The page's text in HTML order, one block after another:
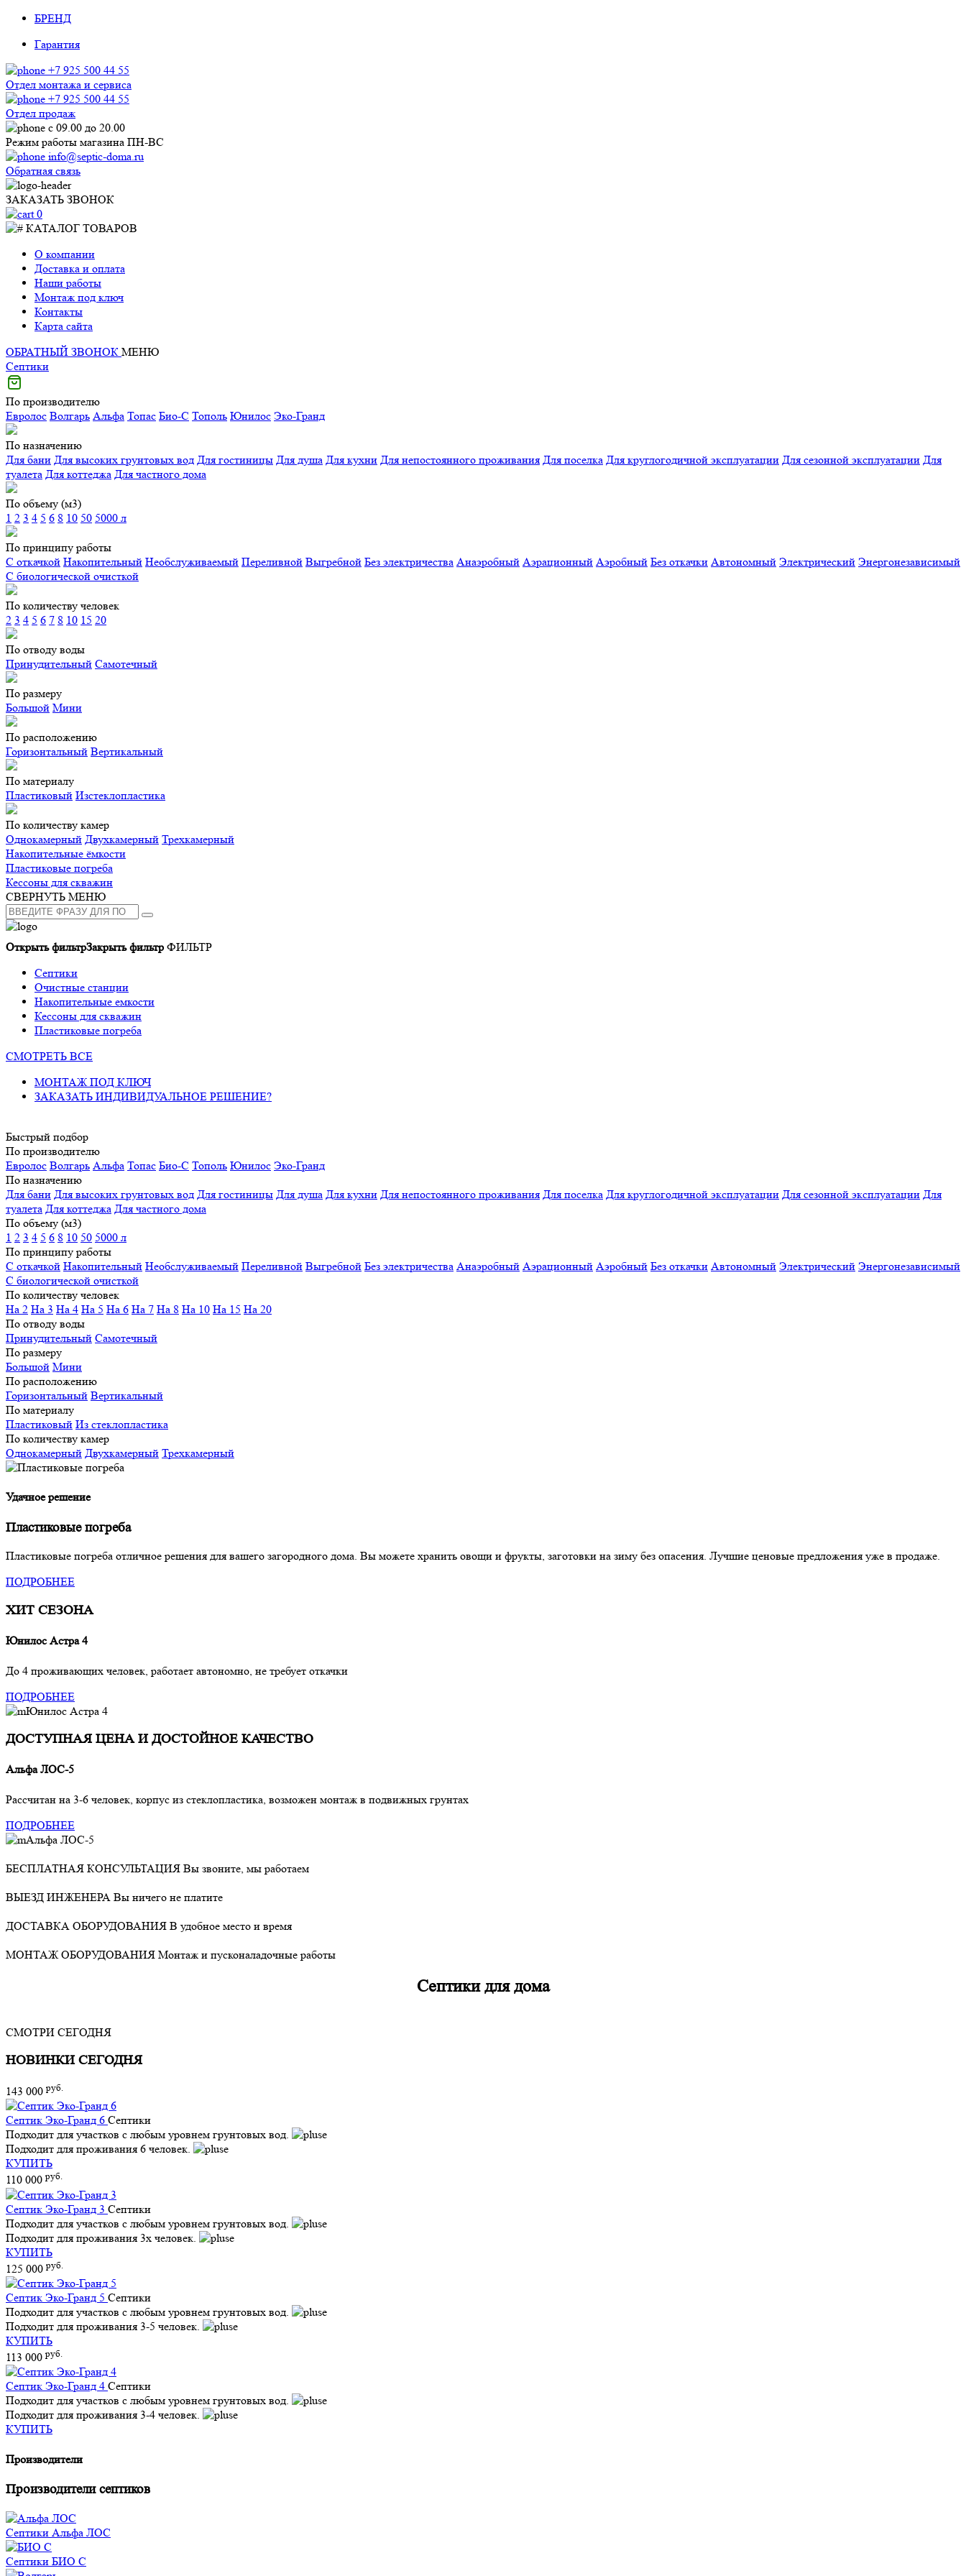
БРЕНД
Гарантия
+7 925 500 44 55
Отдел монтажа и сервиса
+7 925 500 44 55
Отдел продаж
с 09.00 до 20.00
Режим работы магазина ПН-ВС
info@septic-doma.ru
Обратная связь
ЗАКАЗАТЬ ЗВОНОК
0
КАТАЛОГ ТОВАРОВ
О компании
Доставка и оплата
Наши работы
Монтаж под ключ
Контакты
Карта сайта
ОБРАТНЫЙ ЗВОНОК МЕНЮ
Септики
По производителю
Евролос Волгарь Альфа Топас Био-С Тополь Юнилос Эко-Гранд
По назначению
Для бани Для высоких грунтовых вод Для гостиницы Для душа Для кухни Для непостоянного проживания Для поселка Для круглогодичной эксплуатации Для сезонной эксплуатации Для
туалета Для коттеджа Для частного дома
По объему (м3)
1 2 3 4 5 6 8 10 50 5000 л
По принципу работы
С откачкой Накопительный Необслуживаемый Переливной Выгребной Без электричества Анаэробный Аэрационный Аэробный Без откачки Автономный Электрический Энергонезависимый
С биологической очисткой
По количеству человек
2 3 4 5 6 7 8 10 15 20
По отводу воды
Принудительный Самотечный
По размеру
Большой Мини
По расположению
Горизонтальный Вертикальный
По материалу
Пластиковый Изстеклопластика
По количеству камер
Однокамерный Двухкамерный Трехкамерный
Накопительные ёмкости
Пластиковые погреба
Кессоны для скважин
СВЕРНУТЬ МЕНЮ
Открыть фильтрЗакрыть фильтр ФИЛЬТР
Септики
Очистные станции
Накопительные емкости
Кессоны для скважин
Пластиковые погреба
СМОТРЕТЬ ВСЕ
МОНТАЖ ПОД КЛЮЧ
ЗАКАЗАТЬ ИНДИВИДУАЛЬНОЕ РЕШЕНИЕ?
Быстрый подбор
По производителю
Евролос Волгарь Альфа Топас Био-С Тополь Юнилос Эко-Гранд
По назначению
Для бани Для высоких грунтовых вод Для гостиницы Для душа Для кухни Для непостоянного проживания Для поселка Для круглогодичной эксплуатации Для сезонной эксплуатации Для
туалета Для коттеджа Для частного дома
По объему (м3)
1 2 3 4 5 6 8 10 50 5000 л
По принципу работы
С откачкой Накопительный Необслуживаемый Переливной Выгребной Без электричества Анаэробный Аэрационный Аэробный Без откачки Автономный Электрический Энергонезависимый
С биологической очисткой
По количеству человек
На 2 На 3 На 4 На 5 На 6 На 7 На 8 На 10 На 15 На 20
По отводу воды
Принудительный Самотечный
По размеру
Большой Мини
По расположению
Горизонтальный Вертикальный
По материалу
Пластиковый Из стеклопластика
По количеству камер
Однокамерный Двухкамерный Трехкамерный
Удачное решение
Пластиковые погреба
Пластиковые погреба отличное решения для вашего загородного дома. Вы можете хранить овощи и фрукты, заготовки на зиму без опасения. Лучшие ценовые предложения уже в продаже.
ПОДРОБНЕЕ
ХИТ СЕЗОНА
Юнилос Астра 4
До 4 проживающих человек, работает автономно, не требует откачки
ПОДРОБНЕЕ
ДОСТУПНАЯ ЦЕНА И ДОСТОЙНОЕ КАЧЕСТВО
Альфа ЛОС-5
Рассчитан на 3-6 человек, корпус из стеклопластика, возможен монтаж в подвижных грунтах
ПОДРОБНЕЕ
БЕСПЛАТНАЯ КОНСУЛЬТАЦИЯ Вы звоните, мы работаем
ВЫЕЗД ИНЖЕНЕРА Вы ничего не платите
ДОСТАВКА ОБОРУДОВАНИЯ В удобное место и время
МОНТАЖ ОБОРУДОВАНИЯ Монтаж и пусконаладочные работы
Септики для дома
СМОТРИ СЕГОДНЯ
НОВИНКИ СЕГОДНЯ
143 000 руб.
Септик Эко-Гранд 6 Септики
Подходит для участков с любым уровнем грунтовых вод.
Подходит для проживания 6 человек.
КУПИТЬ
110 000 руб.
Септик Эко-Гранд 3 Септики
Подходит для участков с любым уровнем грунтовых вод.
Подходит для проживания 3х человек.
КУПИТЬ
125 000 руб.
Септик Эко-Гранд 5 Септики
Подходит для участков с любым уровнем грунтовых вод.
Подходит для проживания 3-5 человек.
КУПИТЬ
113 000 руб.
Септик Эко-Гранд 4 Септики
Подходит для участков с любым уровнем грунтовых вод.
Подходит для проживания 3-4 человек.
КУПИТЬ
Производители
Производители септиков
Септики Альфа ЛОС
Септики БИО С